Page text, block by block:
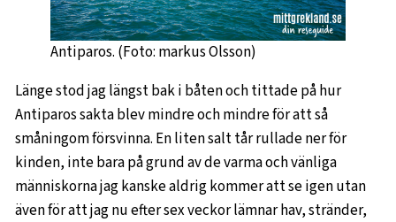
Antiparos. (Foto: markus Olsson)
Länge stod jag längst bak i båten och tittade på hur
Antiparos sakta blev mindre och mindre för att så
småningom försvinna. En liten salt tår rullade ner för
kinden, inte bara på grund av de varma och vänliga
människorna jag kanske aldrig kommer att se igen utan
även för att jag nu efter sex veckor lämnar hav, stränder,